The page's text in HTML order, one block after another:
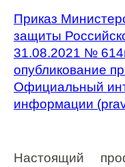
Приказ
защиты
31.08.2021 №
опубликование
Официальный
информации
Настоящий